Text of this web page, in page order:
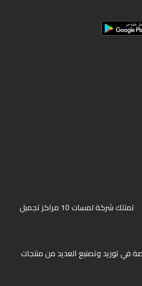
ﺗﻤﺘﻠﻚ ﺷﺮﻛﺔ ﻟﻤﺴﺎت 10 ﻣﺮاﻛﺰ ﺗﺠﻤﻴﻞ
ﻓﻲ ﺗﻮرﻳﺪ وﺗﺼﻨﻴﻊ اﻟﻌﺪﻳﺪ ﻣﻦ ﻣﻨﺘﺠﺎت